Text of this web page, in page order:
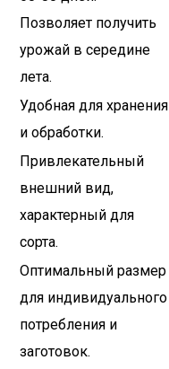
Позволяет получить
урожай в середине
лета.
Удобная для хранения
и обработки.
Привлекательный
внешний вид,
характерный для
сорта.
Оптимальный размер
для индивидуального
потребления и
заготовок.